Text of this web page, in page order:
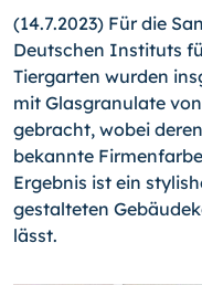
(14.7.2023) Für die
Deutschen Instituts
Tiergarten wurden
mit Glasgranulate
gebracht, wobei
bekannte
Ergebnis ist ein
gestalteten
lässt.